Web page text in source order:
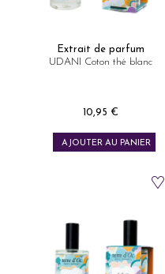
Extrait de parfum
UDANI Coton thé blanc
Prix
10,95 €
AJOUTER AU PANIER